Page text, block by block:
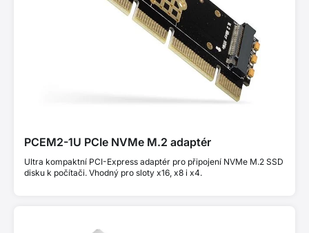
PCEM2-1U PCIe NVMe M.2 adaptér
Ultra kompaktní PCI-Express adaptér pro připojení NVMe M.2 SSD
disku k počítači. Vhodný pro sloty x16, x8 i x4.